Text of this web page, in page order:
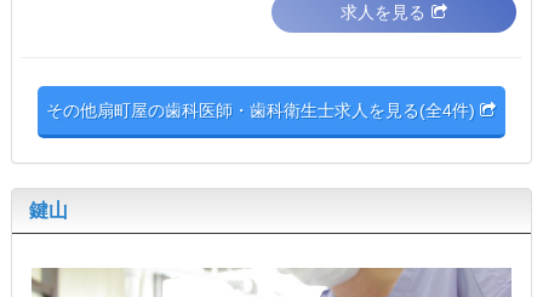
求人を見る
その他扇町屋の歯科医師・歯科衛生士求人を見る(全4件)
鍵山